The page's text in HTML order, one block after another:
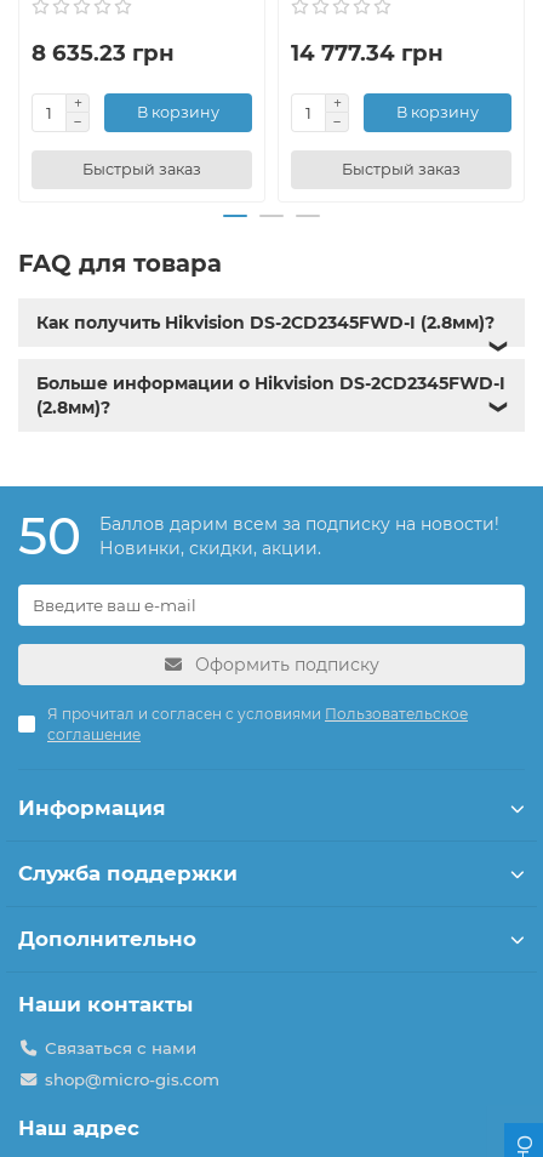
8 635.23 грн
В корзину
Быстрый заказ
14 777.34 грн
В корзину
Быстрый заказ
FAQ для товара
Как получить Hikvision DS-2CD2345FWD-I (2.8мм)?
❯
Больше информации о Hikvision DS-2CD2345FWD-I
(2.8мм)?
❯
50
Баллов дарим всем за подписку на новости!
Новинки, скидки, акции.
Оформить подписку
Я прочитал и согласен с условиями Пользовательское
соглашение
Информация
Служба поддержки
Дополнительно
Наши контакты
Связаться с нами
shop@micro-gis.com
Наш адрес